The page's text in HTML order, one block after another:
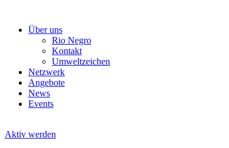
Über uns
Rio Negro
Kontakt
Umweltzeichen
Netzwerk
Angebote
News
Events
Aktiv werden